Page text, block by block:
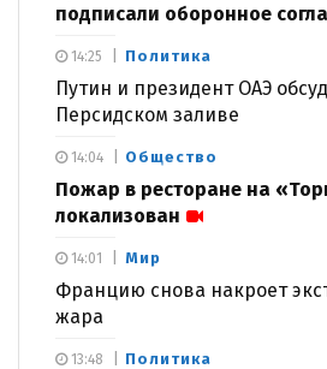
подписали оборонное
Политика
Путин и президент ОАЭ
Персидском заливе
14:25
Общество
Пожар в ресторане на
локализован
14:04
Мир
Францию снова накроет
жара
14:01
Политика
13:48